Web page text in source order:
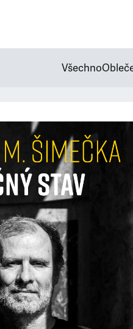
Všechno